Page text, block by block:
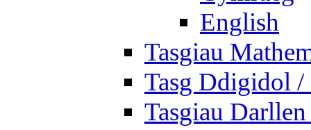
English
Tasgiau
Tasg Ddigidol
Tasgiau